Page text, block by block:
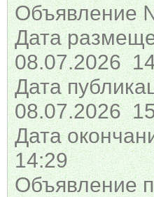
Объявление
Дата
08.07.2026
Дата
08.07.2026
Дата
14:29
Объявление